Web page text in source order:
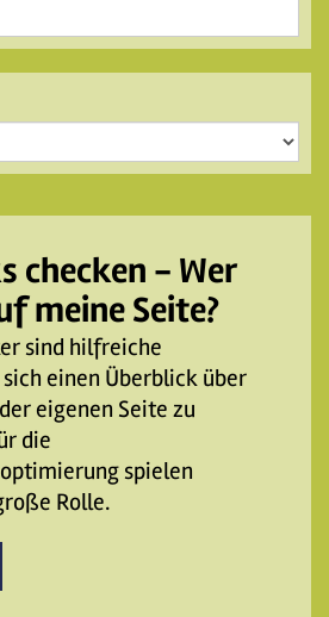
checken - Wer
meine Seite?
sind hilfreiche
einen Überblick über
eigenen Seite zu
die
spielen
Rolle.